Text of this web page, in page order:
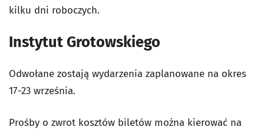
kilku dni roboczych.
Instytut Grotowskiego
Odwołane zostają wydarzenia zaplanowane na okres
17-23 września.
Prośby o zwrot kosztów biletów można kierować na